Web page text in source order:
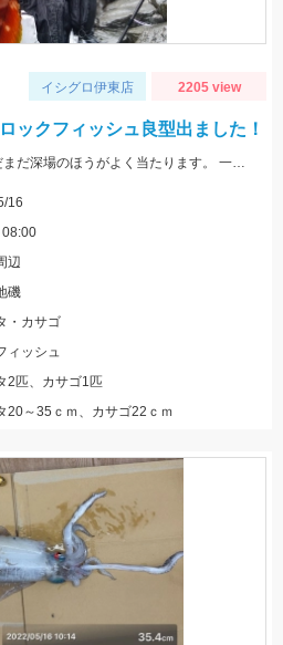
イシグロ伊東店 2205 view
ックフィッシュ良型出ました！
アカハタ増えてきましたが、まだまだ深場のほうがよく当たります。 一誠ジャコバグ3.2インチのテキサスリグでヒット。
16
辺
磯
・カサゴ
ィッシュ
2匹、カサゴ1匹
20～35ｃｍ、カサゴ22ｃｍ